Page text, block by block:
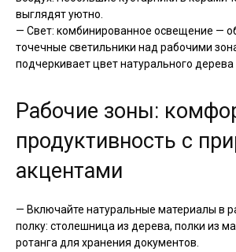
выглядят уютно.
— Свет: комбинированное освещение —
точечные светильники над рабочими
подчеркивает цвет натурального дерева
Рабочие зоны:
продуктивность с
акцентами
— Включайте натуральные материалы в
полку: столешница из дерева, полки из
ротанга для хранения документов.